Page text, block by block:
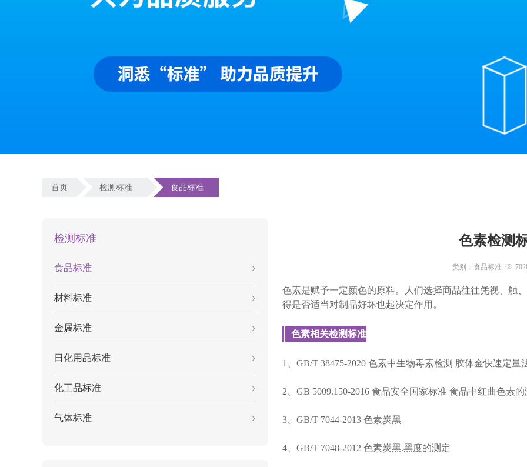
首页 检测标准 食品标准
检测标准
食品标准
材料标准
金属标准
日化用品标准
化工品标准
气体标准
色素检测
类别：食品标准
色素是赋予一定颜色的原料。人们选择商品往往凭视、触
得是否适当对制品好坏也起决定作用。
色素相关检测标准
1、GB/T 38475-2020 色素中生物毒素检测 胶体金快速定量
2、GB 5009.150-2016 食品安全国家标准 食品中红曲色素的
3、GB/T 7044-2013 色素炭黑
4、GB/T 7048-2012 色素炭黑.黑度的测定